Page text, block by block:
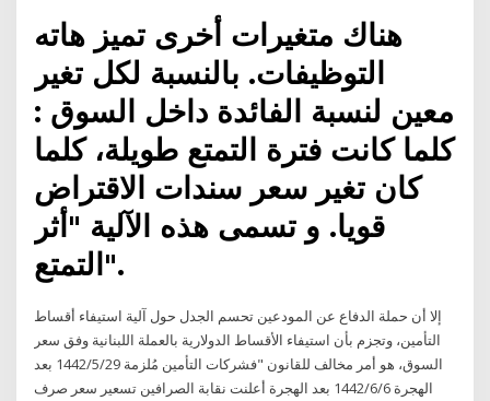
هناك متغيرات أخرى تميز هاته
التوظيفات. بالنسبة لكل تغير
معين لنسبة الفائدة داخل السوق :
كلما كانت فترة التمتع طويلة، كلما
كان تغير سعر سندات الاقتراض
قويا. و تسمى هذه الآلية "أثر
التمتع".
إلا أن حملة الدفاع عن المودعين تحسم الجدل حول آلية استيفاء أقساط
التأمين، وتجزم بأن استيفاء الأقساط الدولارية بالعملة اللبنانية وفق سعر
السوق، هو أمر مخالف للقانون "فشركات التأمين مُلزمة 29‏‏/5‏‏/1442 بعد
الهجرة 6‏‏/6‏‏/1442 بعد الهجرة أعلنت نقابة الصرافين تسعير سعر صرف